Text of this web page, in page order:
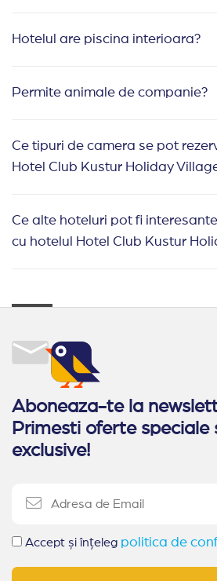
Hotelul are piscina interioara?
Permite animale de companie?
Ce tipuri de camera se pot
Hotel Club Kustur Holiday
Ce alte hoteluri pot fi
cu hotelul Hotel Club Kustur
Aboneaza-te la
Primesti oferte speciale
exclusive!
Accept și înțeleg politica de